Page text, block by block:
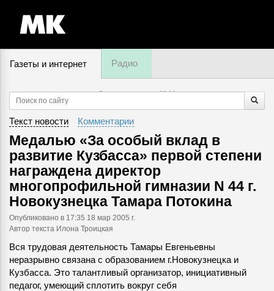
Газеты и интернет Радио
7 августа, четверг,00:19
Текст новости Комментарии
Медалью «За особый вклад в
развитие Кузбасса» первой степени
награждена директор
многопрофильной гимназии N 44 г.
Новокузнецка Тамара Потокина
Опубликовано в 17:35 18 мар 2005 г.
Автор текста Илона Троицкая
Вся трудовая деятельность Тамары Евгеньевны
неразрывно связана с образованием г.Новокузнецка и
Кузбасса. Это талантливый организатор, инициативный
педагог, умеющий сплотить вокруг себя